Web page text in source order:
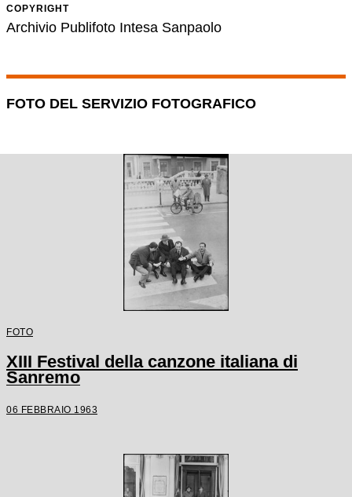
COPYRIGHT
Archivio Publifoto Intesa Sanpaolo
FOTO DEL SERVIZIO FOTOGRAFICO
FOTO
XIII Festival della canzone italiana di
Sanremo
06 FEBBRAIO 1963